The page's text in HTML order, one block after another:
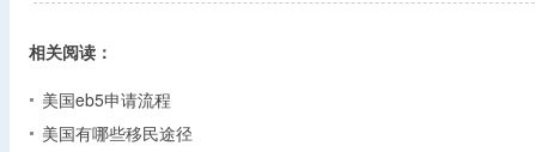
相关阅读：
美国eb5申请流程
美国有哪些移民途径